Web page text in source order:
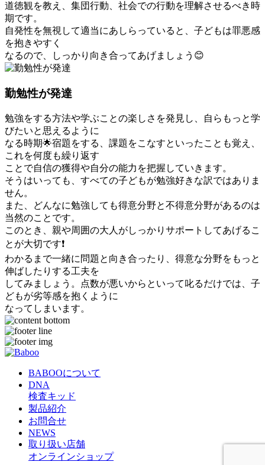
道徳観を教え、集団行動、社会での行動を理解させるべき時
期です。
自発性を無視して適当にあしらっていると、子どもは罪悪感
を抱きやすく
なるので、しっかり向き合ってあげましょう 😊
勤勉性が発達
勉強をする方法や学ぶことの楽しさを発見し、自らもっと学
びたいと思えるように
なる時期🌟宿題をする、課題をこなすといったことも覚え、
これを何度も繰り返す
ことで自信の獲得や自分の能力を把握していきます。
そうはいっても、すべての子どもが勉強好きな訳ではありま
せん。
また、どんなに勉強しても得意分野と不得意分野があるのは
当然のことです。
このとき、親や周囲の大人がしっかりサポートしてあげるこ
とが大切です❗️
わかるまで一緒に問題と向き合ったり、得意な分野をもっと
伸ばしたりする工夫を
してみましょう。点数が悪いからといって叱るだけでは、子
どもが劣等感を抱くように
なってしまいます。
BABOOについて
DNA
検査キッド
製品紹介
お問合せ
NEWS
取り扱い店舗
オンラインショップ